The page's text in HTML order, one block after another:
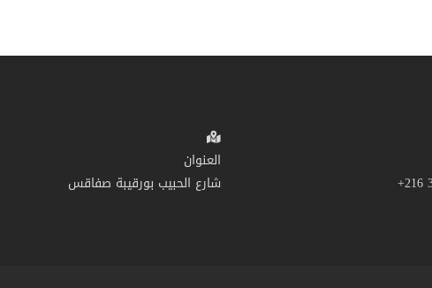
العنوان
شارع الحبيب بورقيبة صفاقس